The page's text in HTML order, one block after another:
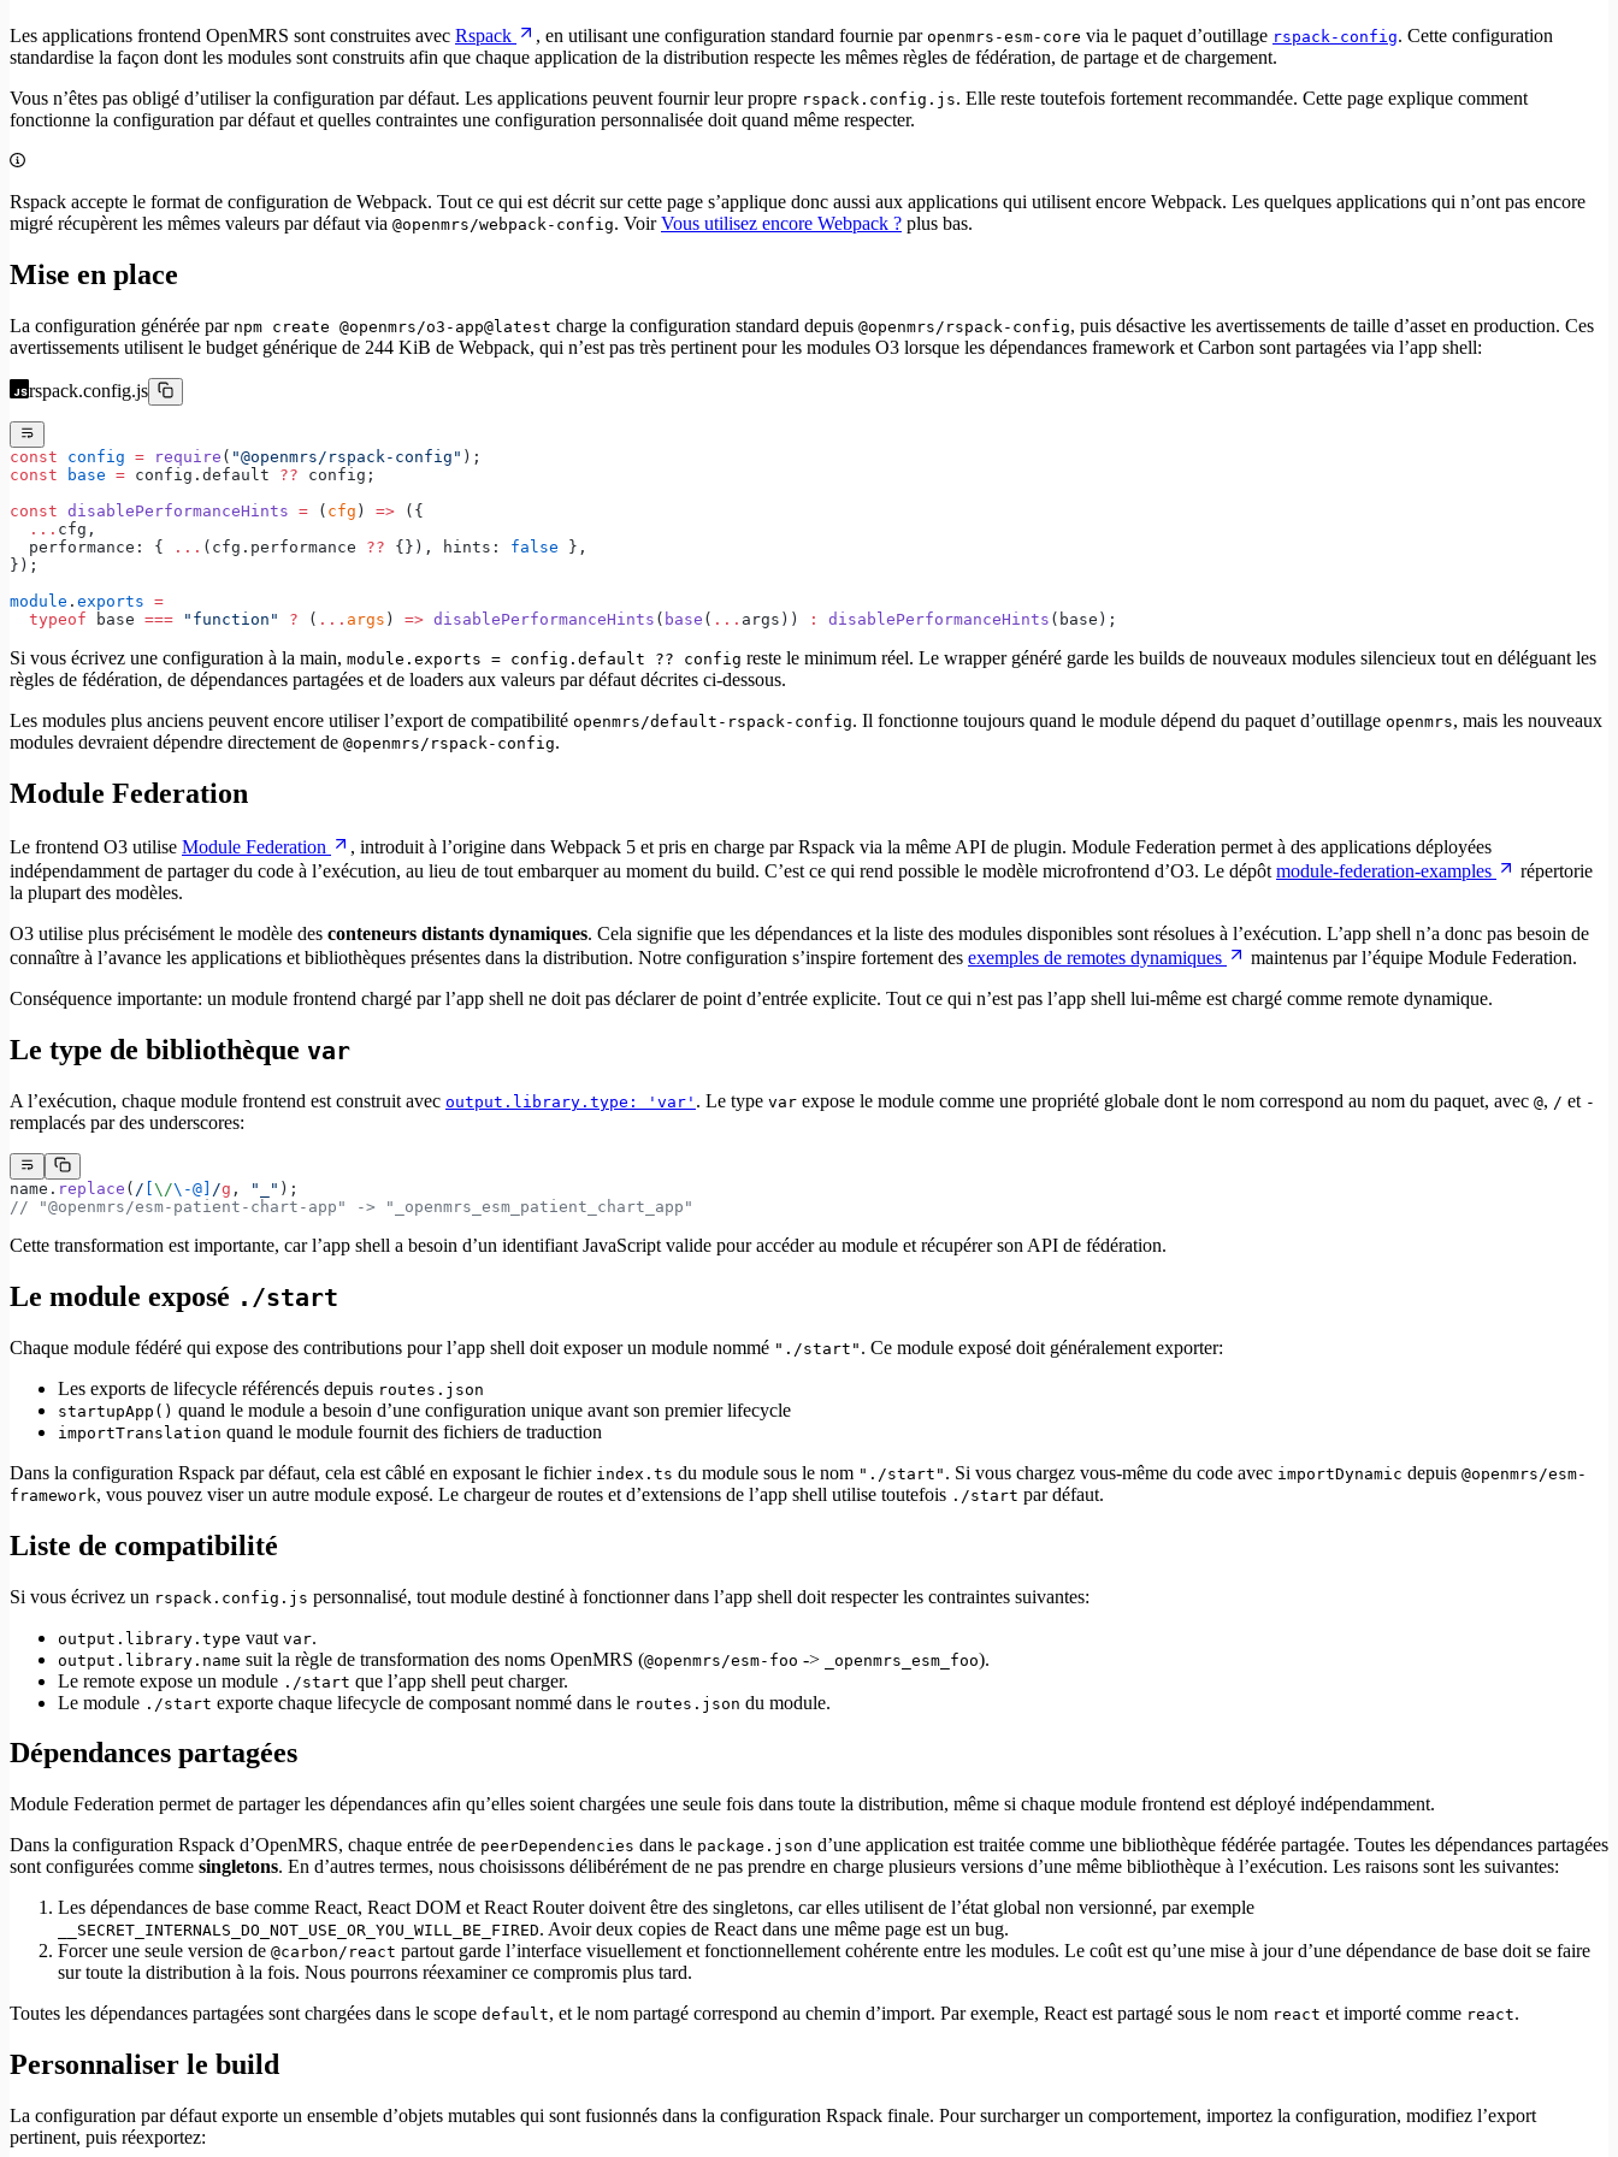
Les applications frontend OpenMRS sont construites avec Rspack , en utilisant une configuration standard fournie par openmrs-esm-core via le paquet d’outillage rspack-config. Cette configuration
standardise la façon dont les modules sont construits afin que chaque application de la distribution respecte les mêmes règles de fédération, de partage et de chargement.
Vous n’êtes pas obligé d’utiliser la configuration par défaut. Les applications peuvent fournir leur propre rspack.config.js. Elle reste toutefois fortement recommandée. Cette page explique comment
fonctionne la configuration par défaut et quelles contraintes une configuration personnalisée doit quand même respecter.
Rspack accepte le format de configuration de Webpack. Tout ce qui est décrit sur cette page s’applique donc aussi aux applications qui utilisent encore Webpack. Les quelques applications qui n’ont pas encore
migré récupèrent les mêmes valeurs par défaut via @openmrs/webpack-config. VoirVous utilisez encore Webpack ? plus bas.
Mise en place
La configuration générée par npm create @openmrs/o3-app@latest charge la configuration standard depuis @openmrs/rspack-config, puis désactive les avertissements de taille d’asset en production. Ces
avertissements utilisent le budget générique de 244 KiB de Webpack, qui n’est pas très pertinent pour les modules O3 lorsque les dépendances framework et Carbon sont partagées via l’app shell:
rspack.config.js
const config = require ( "@openmrs/rspack-config" );
const base = config.default ?? config;
const disablePerformanceHints = ( cfg ) => ({
  ...
cfg,
  performance: {
... (cfg.performance ?? {}), hints: false },
});
module . exports =
  typeof
base === "function" ? ( ... args ) => disablePerformanceHints ( base ( ... args)) : disablePerformanceHints (base);
Si vous écrivez une configuration à la main, module.exports = config.default ?? config reste le minimum réel. Le wrapper généré garde les builds de nouveaux modules silencieux tout en déléguant les
règles de fédération, de dépendances partagées et de loaders aux valeurs par défaut décrites ci-dessous.
Les modules plus anciens peuvent encore utiliser l’export de compatibilité openmrs/default-rspack-config. Il fonctionne toujours quand le module dépend du paquet d’outillage openmrs, mais les nouveaux
modules devraient dépendre directement de @openmrs/rspack-config.
Module Federation
Le frontend O3 utilise Module Federation
, introduit à l’origine dans Webpack 5 et pris en charge par Rspack via la même API de plugin. Module Federation permet à des applications déployées
indépendamment de partager du code à l’exécution, au lieu de tout embarquer au moment du build. C’est ce qui rend possible le modèle microfrontend d’O3. Le dépôt module-federation-examples
répertorie
la plupart des modèles.
O3 utilise plus précisément le modèle des conteneurs distants dynamiques. Cela signifie que les dépendances et la liste des modules disponibles sont résolues à l’exécution. L’app shell n’a donc pas besoin de
connaître à l’avance les applications et bibliothèques présentes dans la distribution. Notre configuration s’inspire fortement des exemples de remotes dynamiques
maintenus par l’équipe Module Federation.
Conséquence importante: un module frontend chargé par l’app shell ne doit pas déclarer de point d’entrée explicite. Tout ce qui n’est pas l’app shell lui-même est chargé comme remote dynamique.
Le type de bibliothèque var
A l’exécution, chaque module frontend est construit avec output.library.type: 'var' . Le type var expose le module comme une propriété globale dont le nom correspond au nom du paquet, avec @, / et -
remplacés par des underscores:
name. replace ( / \/\-@] /g , "_" );
// "@openmrs/esm-patient-chart-app" -> "_openmrs_esm_patient_chart_app"
Cette transformation est importante, car l’app shell a besoin d’un identifiant JavaScript valide pour accéder au module et récupérer son API de fédération.
Le module exposé ./start
Chaque module fédéré qui expose des contributions pour l’app shell doit exposer un module nommé "./start" . Ce module exposé doit généralement exporter:
Les exports de lifecycle référencés depuis routes.json
startupApp() quand le module a besoin d’une configuration unique avant son premier lifecycle
importTranslation quand le module fournit des fichiers de traduction
Dans la configuration Rspack par défaut, cela est câblé en exposant le fichier index.ts du module sous le nom "./start" . Si vous chargez vous-même du code avec importDynamic depuis @openmrs/esm-
framework, vous pouvez viser un autre module exposé. Le chargeur de routes et d’extensions de l’app shell utilise toutefois ./start par défaut.
Liste de compatibilité
Si vous écrivez un rspack.config.js personnalisé, tout module destiné à fonctionner dans l’app shell doit respecter les contraintes suivantes:
output.library.type vaut var.
output.library.name suit la règle de transformation des noms OpenMRS (@openmrs/esm-foo -> _openmrs_esm_foo).
Le remote expose un module ./start que l’app shell peut charger.
Le module ./start exporte chaque lifecycle de composant nommé dans le routes.json du module.
Dépendances partagées
Module Federation permet de partager les dépendances afin qu’elles soient chargées une seule fois dans toute la distribution, même si chaque module frontend est déployé indépendamment.
Dans la configuration Rspack d’OpenMRS, chaque entrée de peerDependencies dans le package.json d’une application est traitée comme une bibliothèque fédérée partagée. Toutes les dépendances partagées
sont configurées comme singletons. En d’autres termes, nous choisissons délibérément de ne pas prendre en charge plusieurs versions d’une même bibliothèque à l’exécution. Les raisons sont les suivantes:
Les dépendances de base comme React, React DOM et React Router doivent être des singletons, car elles utilisent de l’état global non versionné, par exemple
__SECRET_INTERNALS_DO_NOT_USE_OR_YOU_WILL_BE_FIRED. Avoir deux copies de React dans une même page est un bug.
Forcer une seule version de @carbon/react partout garde l’interface visuellement et fonctionnellement cohérente entre les modules. Le coût est qu’une mise à jour d’une dépendance de base doit se faire
sur toute la distribution à la fois. Nous pourrons réexaminer ce compromis plus tard.
Toutes les dépendances partagées sont chargées dans le scope default, et le nom partagé correspond au chemin d’import. Par exemple, React est partagé sous le nom react et importé comme react.
Personnaliser le build
La configuration par défaut exporte un ensemble d’objets mutables qui sont fusionnés dans la configuration Rspack finale. Pour surcharger un comportement, importez la configuration, modifiez l’export
pertinent, puis réexportez: